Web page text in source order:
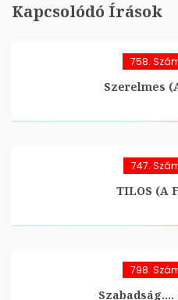
Kapcsolódó Írások
758.
Szerelmes
747.
TILOS (A
798.
Szabadság….